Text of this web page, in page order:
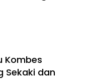
Kombes
Sekaki dan